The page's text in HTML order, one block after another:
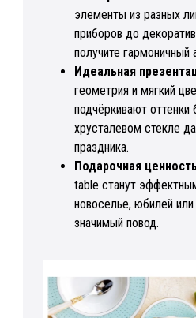
элементы из разных
приборов до
получите гармоничный
Идеальная
геометрия и мягкий
подчёркивают оттенки
хрусталевом стекле
праздника.
Подарочная
table станут
новоселье, юбилей
значимый повод.